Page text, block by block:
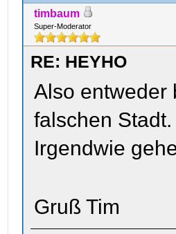
timbaum
Super-Moderator
RE: HEYHO
Also entweder
falschen
Irgendwie
Gruß Tim